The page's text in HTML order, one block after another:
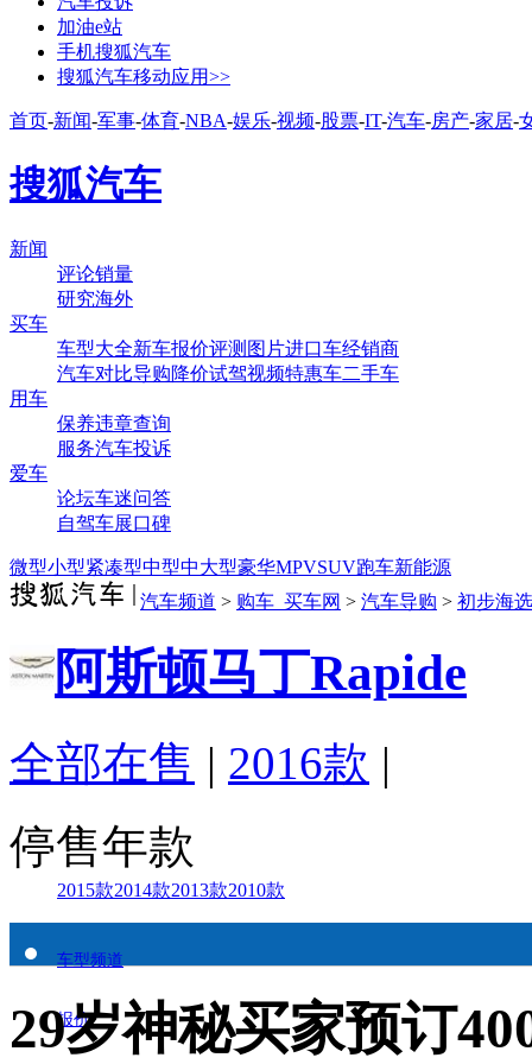
加油e站
手机搜狐汽车
搜狐汽车移动应用>>
首页-新闻-军事-体育-NBA-娱乐-视频-股票-IT-汽车-房产-家居-
搜狐汽车
新闻
评论销量
研究海外
买车
车型大全新车报价评测 图片进口车经销商
汽车对比导购降价试驾视频特惠车二手车
用车
保养违章查询
服务汽车投诉
爱车
论坛车迷问答
自驾车展口碑
微型小型紧凑型中型中大型豪华MPVSUV跑车新能源
汽车频道 > 购车_买车网 > 汽车导购 > 初步海选
阿斯顿马丁Rapide
全部在售 | 2016款 |
停售年款
2015款2014款2013款2010款
车型频道
报价
29岁神秘买家预订